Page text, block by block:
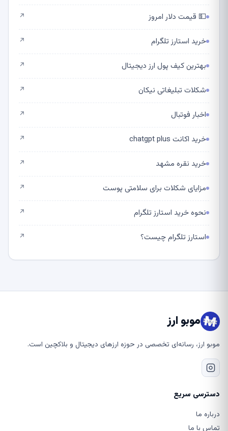
💵 قیمت دلار امروز ↗
خرید استارز تلگرام ↗
بهترین کیف پول ارز دیجیتال ↗
شکلات تبلیغاتی نیکان ↗
اخبار فوتبال ↗
خرید اکانت chatgpt plus ↗
خرید نقره مشهد ↗
مزایای شکلات برای سلامتی پوست ↗
نحوه خرید استارز تلگرام ↗
استارز تلگرام چیست؟ ↗
موبو ارز
موبو ارز، رسانه‌ای تخصصی در حوزه ارزهای دیجیتال و بلاکچین است.
دسترسی سریع
درباره ما
تماس با ما